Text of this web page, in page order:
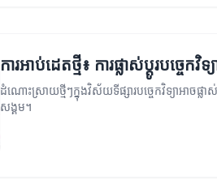
ការអាប់ដេតថ្មី៖ ការផ្លាស់ប្ដូរបច្ចេកវិទ្
ដំណោះស្រាយថ្មីៗក្នុងវិស័យទីផ្សារបច្ចេកវិទ្យាអាចផ្លា
សង្គម។